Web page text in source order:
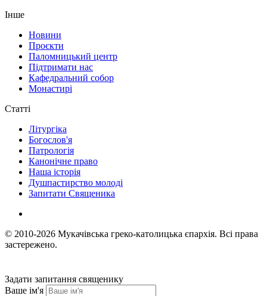
Інше
Новини
Проєкти
Паломницький центр
Підтримати нас
Кафедральний собор
Монастирі
Статті
Літургіка
Богослов'я
Патрологія
Канонічне право
Наша історія
Душпастирство молоді
Запитати Священика
© 2010-2026 Мукачівська греко-католицька єпархія. Всі права
застережено.
Задати запитання священику
Ваше ім'я